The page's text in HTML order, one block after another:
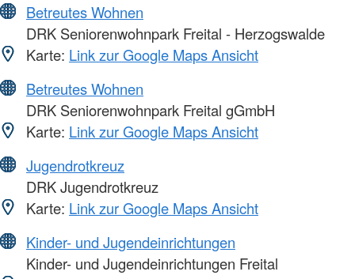
Betreutes Wohnen
DRK Seniorenwohnpark Freital - Herzogswalde
Karte: Link zur Google Maps Ansicht
Betreutes Wohnen
DRK Seniorenwohnpark Freital gGmbH
Karte: Link zur Google Maps Ansicht
Jugendrotkreuz
DRK Jugendrotkreuz
Karte: Link zur Google Maps Ansicht
Kinder- und Jugendeinrichtungen
Kinder- und Jugendeinrichtungen Freital